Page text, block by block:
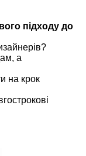
підходу до
а
на крок